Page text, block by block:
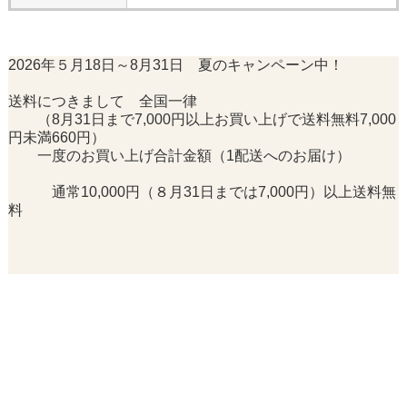
2026年５月18日～8月31日 夏のキャンペーン中！
送料につきまして 全国一律
（8月31日まで7,000円以上お買い上げで送料無料7,000
円未満660円）
一度のお買い上げ合計金額（1配送へのお届け）
通常10,000円（８月31日までは7,000円）以上送料無
料